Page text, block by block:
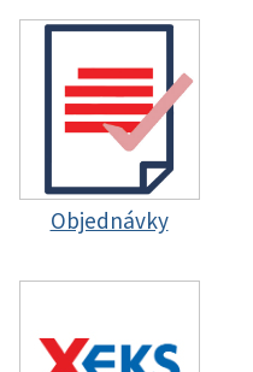
Objednávky